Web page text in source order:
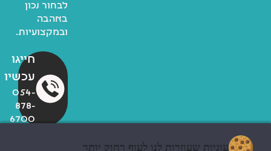
לבחור נכון
באהבה
ובמקצועיות.
חייגו
עכשיו
054-
878-
6700
עוגיות שעוזרות לנו לעוף רחוק יותר